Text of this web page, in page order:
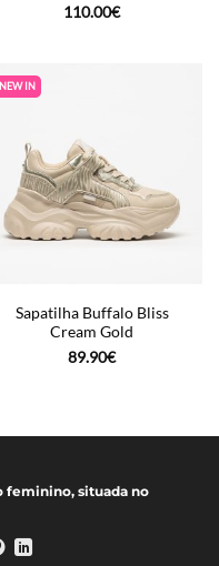
110.00€
NEW IN
Sapatilha Buffalo Bliss
Cream Gold
89.90€
feminino, situada no